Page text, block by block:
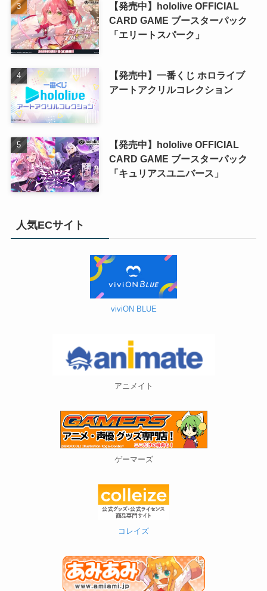
【発売中】hololive OFFICIAL
CARD GAME ブースターパック
「エリートスパーク」
【発売中】一番くじ ホロライブ
アートアクリルコレクション
【発売中】hololive OFFICIAL
CARD GAME ブースターパック
「キュリアスユニバース」
人気ECサイト
viviON BLUE
アニメイト
ゲーマーズ
コレイズ